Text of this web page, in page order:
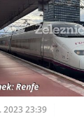
2023 23:39